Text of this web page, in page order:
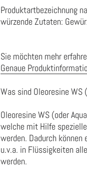
Produktartbezeichnung
würzende Zutaten:
Sie möchten mehr
Genaue
Was sind Oleoresine WS
Oleoresine WS (oder
welche mit Hilfe
werden. Dadurch
u.v.a. in Flüssigkeiten
werden.